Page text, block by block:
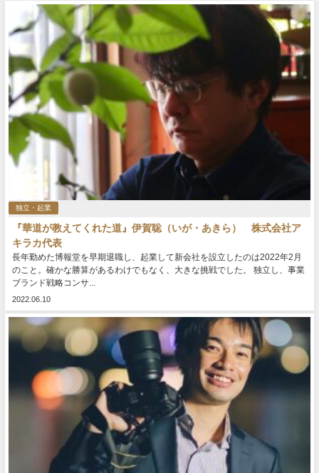
独立・起業
『華道が教えてくれた道』伊賀聡（いが・あきら） 株式会社ア
キラカ代表
長年勤めた博報堂を早期退職し、起業して新会社を設立したのは2022年2月
のこと。確かな勝算があるわけでもなく、大きな挑戦でした。 独立し、事業
ブランド戦略コンサ...
2022.06.10